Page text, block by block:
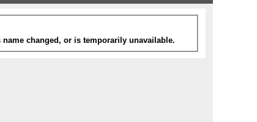
دەزگای ئاسایشی هەرێم،
وتەبێژی دەزگای ئاسایشی